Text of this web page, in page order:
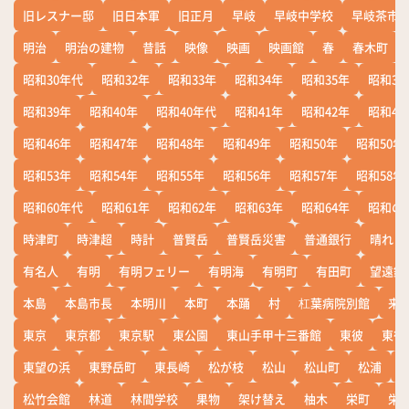
旧レスナー邸
旧日本軍 旧正月 早岐 早岐中学校
早岐茶市
明治
明治の建物 昔話 映像 映画 映画館 春 春木町
昭和30年代
昭和32年 昭和33年 昭和34年 昭和35年
昭和36
昭和39年
昭和40年 昭和40年代 昭和41年 昭和42年
昭和43
昭和46年
昭和47年 昭和48年 昭和49年 昭和50年
昭和50年
昭和53年
昭和54年 昭和55年 昭和56年 昭和57年
昭和58年
昭和60年代
昭和61年 昭和62年 昭和63年 昭和64年
昭和の
時津町
時津超 時計 普賢岳 普賢岳災害 普通銀行
晴れ
有名人
有明 有明フェリー 有明海 有明町 有田町
望遠鏡
本島
本島市長 本明川 本町 本踊 村 杠葉病院別館
来
東京
東京都 東京駅 東公園 東山手甲十三番館 東彼
東彼
東望の浜
東野岳町 東長崎 松が枝 松山 松山町 松浦
松竹会館
林道 林間学校 果物 架け替え 柚木 栄町
栄